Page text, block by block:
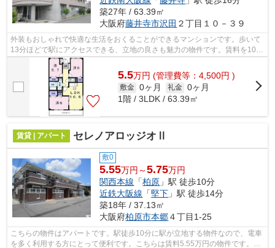
築27年 / 63.39㎡
大阪府藤井寺市沢田 ２丁目１０－３９
外装もおしゃれで快適な生活をおくることができるマンションです。歩いて
13分ほどで駅にアクセスできる、立地の良さも魅力の物件です。賃料を10万
円以下に抑えたい方におすすめです。...
5.5万円 (管理費等：4,500円 )
敷金 0ヶ月 礼金 0ヶ月
1階 / 3LDK / 63.39㎡
賃貸 | アパート セレノアロッジオⅡ
敷0
5.55万円～5.75万円
関西本線 「柏原 」駅 徒歩10分
近鉄大阪線 「堅下 」駅 徒歩14分
築18年 / 37.13㎡
大阪府柏原市本郷４丁目1-25
こちらの物件はアパートです。駅徒歩10分に駅が立地する物件なので、電車
を多く利用する方にとって便利です。こちらは賃料5.55万円の物件です。ぜ